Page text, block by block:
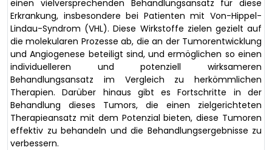
einen vielversprechenden Behandlungsansatz für diese
Erkrankung, insbesondere bei Patienten mit Von-Hippel-
Lindau-Syndrom (VHL). Diese Wirkstoffe zielen gezielt auf
die molekularen Prozesse ab, die an der Tumorentwicklung
und Angiogenese beteiligt sind, und ermöglichen so einen
individuelleren und potenziell wirksameren
Behandlungsansatz im Vergleich zu herkömmlichen
Therapien. Darüber hinaus gibt es Fortschritte in der
Behandlung dieses Tumors, die einen zielgerichteten
Therapieansatz mit dem Potenzial bieten, diese Tumoren
effektiv zu behandeln und die Behandlungsergebnisse zu
verbessern.